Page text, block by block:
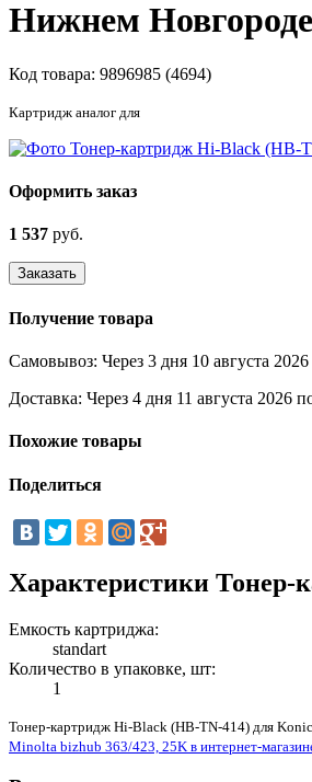
Нижнем Новгороде
Код товара: 9896985 (4694)
Картридж аналог для
Оформить заказ
1 537 руб.
Заказать
Получение товара
Самовывоз: Через 3 дня 10 августа
Доставка: Через 4 дня 11 августа 2026
Похожие товары
Поделиться
Характеристики Тонер-
Емкость картриджа:
standart
Количество в упаковке, шт:
1
Тонер-картридж Hi-Black (HB-TN-414) для
Minolta bizhub 363/423, 25K в интернет-